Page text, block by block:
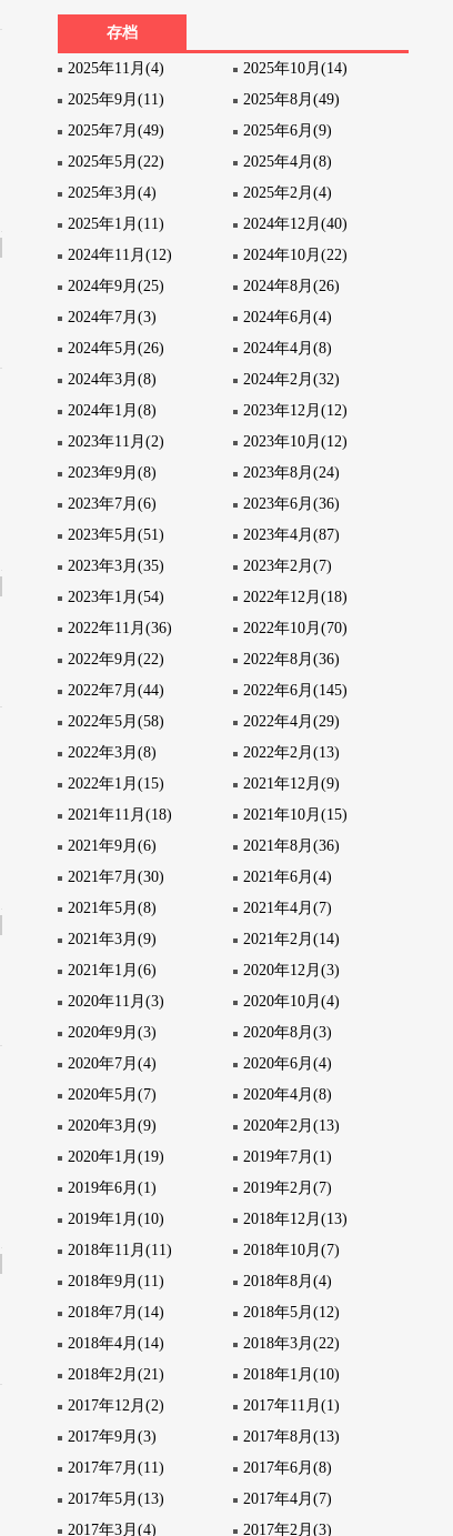
存档
2025年11月(4)
2025年10月(14)
2025年9月(11)
2025年8月(49)
2025年7月(49)
2025年6月(9)
2025年5月(22)
2025年4月(8)
2025年3月(4)
2025年2月(4)
2025年1月(11)
2024年12月(40)
2024年11月(12)
2024年10月(22)
2024年9月(25)
2024年8月(26)
2024年7月(3)
2024年6月(4)
2024年5月(26)
2024年4月(8)
2024年3月(8)
2024年2月(32)
2024年1月(8)
2023年12月(12)
2023年11月(2)
2023年10月(12)
2023年9月(8)
2023年8月(24)
2023年7月(6)
2023年6月(36)
2023年5月(51)
2023年4月(87)
2023年3月(35)
2023年2月(7)
2023年1月(54)
2022年12月(18)
2022年11月(36)
2022年10月(70)
2022年9月(22)
2022年8月(36)
2022年7月(44)
2022年6月(145)
2022年5月(58)
2022年4月(29)
2022年3月(8)
2022年2月(13)
2022年1月(15)
2021年12月(9)
2021年11月(18)
2021年10月(15)
2021年9月(6)
2021年8月(36)
2021年7月(30)
2021年6月(4)
2021年5月(8)
2021年4月(7)
2021年3月(9)
2021年2月(14)
2021年1月(6)
2020年12月(3)
2020年11月(3)
2020年10月(4)
2020年9月(3)
2020年8月(3)
2020年7月(4)
2020年6月(4)
2020年5月(7)
2020年4月(8)
2020年3月(9)
2020年2月(13)
2020年1月(19)
2019年7月(1)
2019年6月(1)
2019年2月(7)
2019年1月(10)
2018年12月(13)
2018年11月(11)
2018年10月(7)
2018年9月(11)
2018年8月(4)
2018年7月(14)
2018年5月(12)
2018年4月(14)
2018年3月(22)
2018年2月(21)
2018年1月(10)
2017年12月(2)
2017年11月(1)
2017年9月(3)
2017年8月(13)
2017年7月(11)
2017年6月(8)
2017年5月(13)
2017年4月(7)
2017年3月(4)
2017年2月(3)